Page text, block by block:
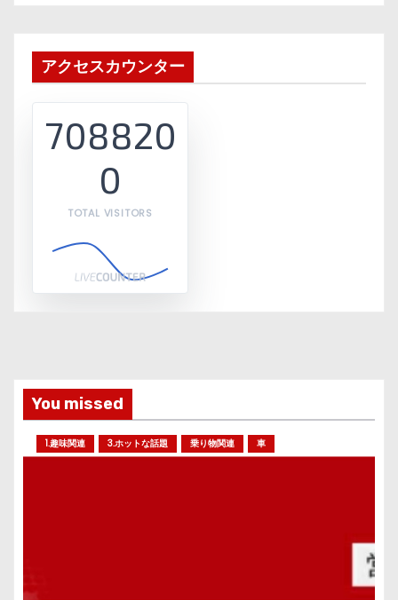
アクセスカウンター
708820
0
TOTAL VISITORS
You missed
1.趣味関連 3.ホットな話題 乗り物関連 車